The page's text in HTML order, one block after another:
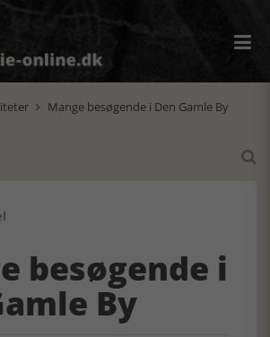
 Mange besøgende i Den Gamle By

besøgende i
By